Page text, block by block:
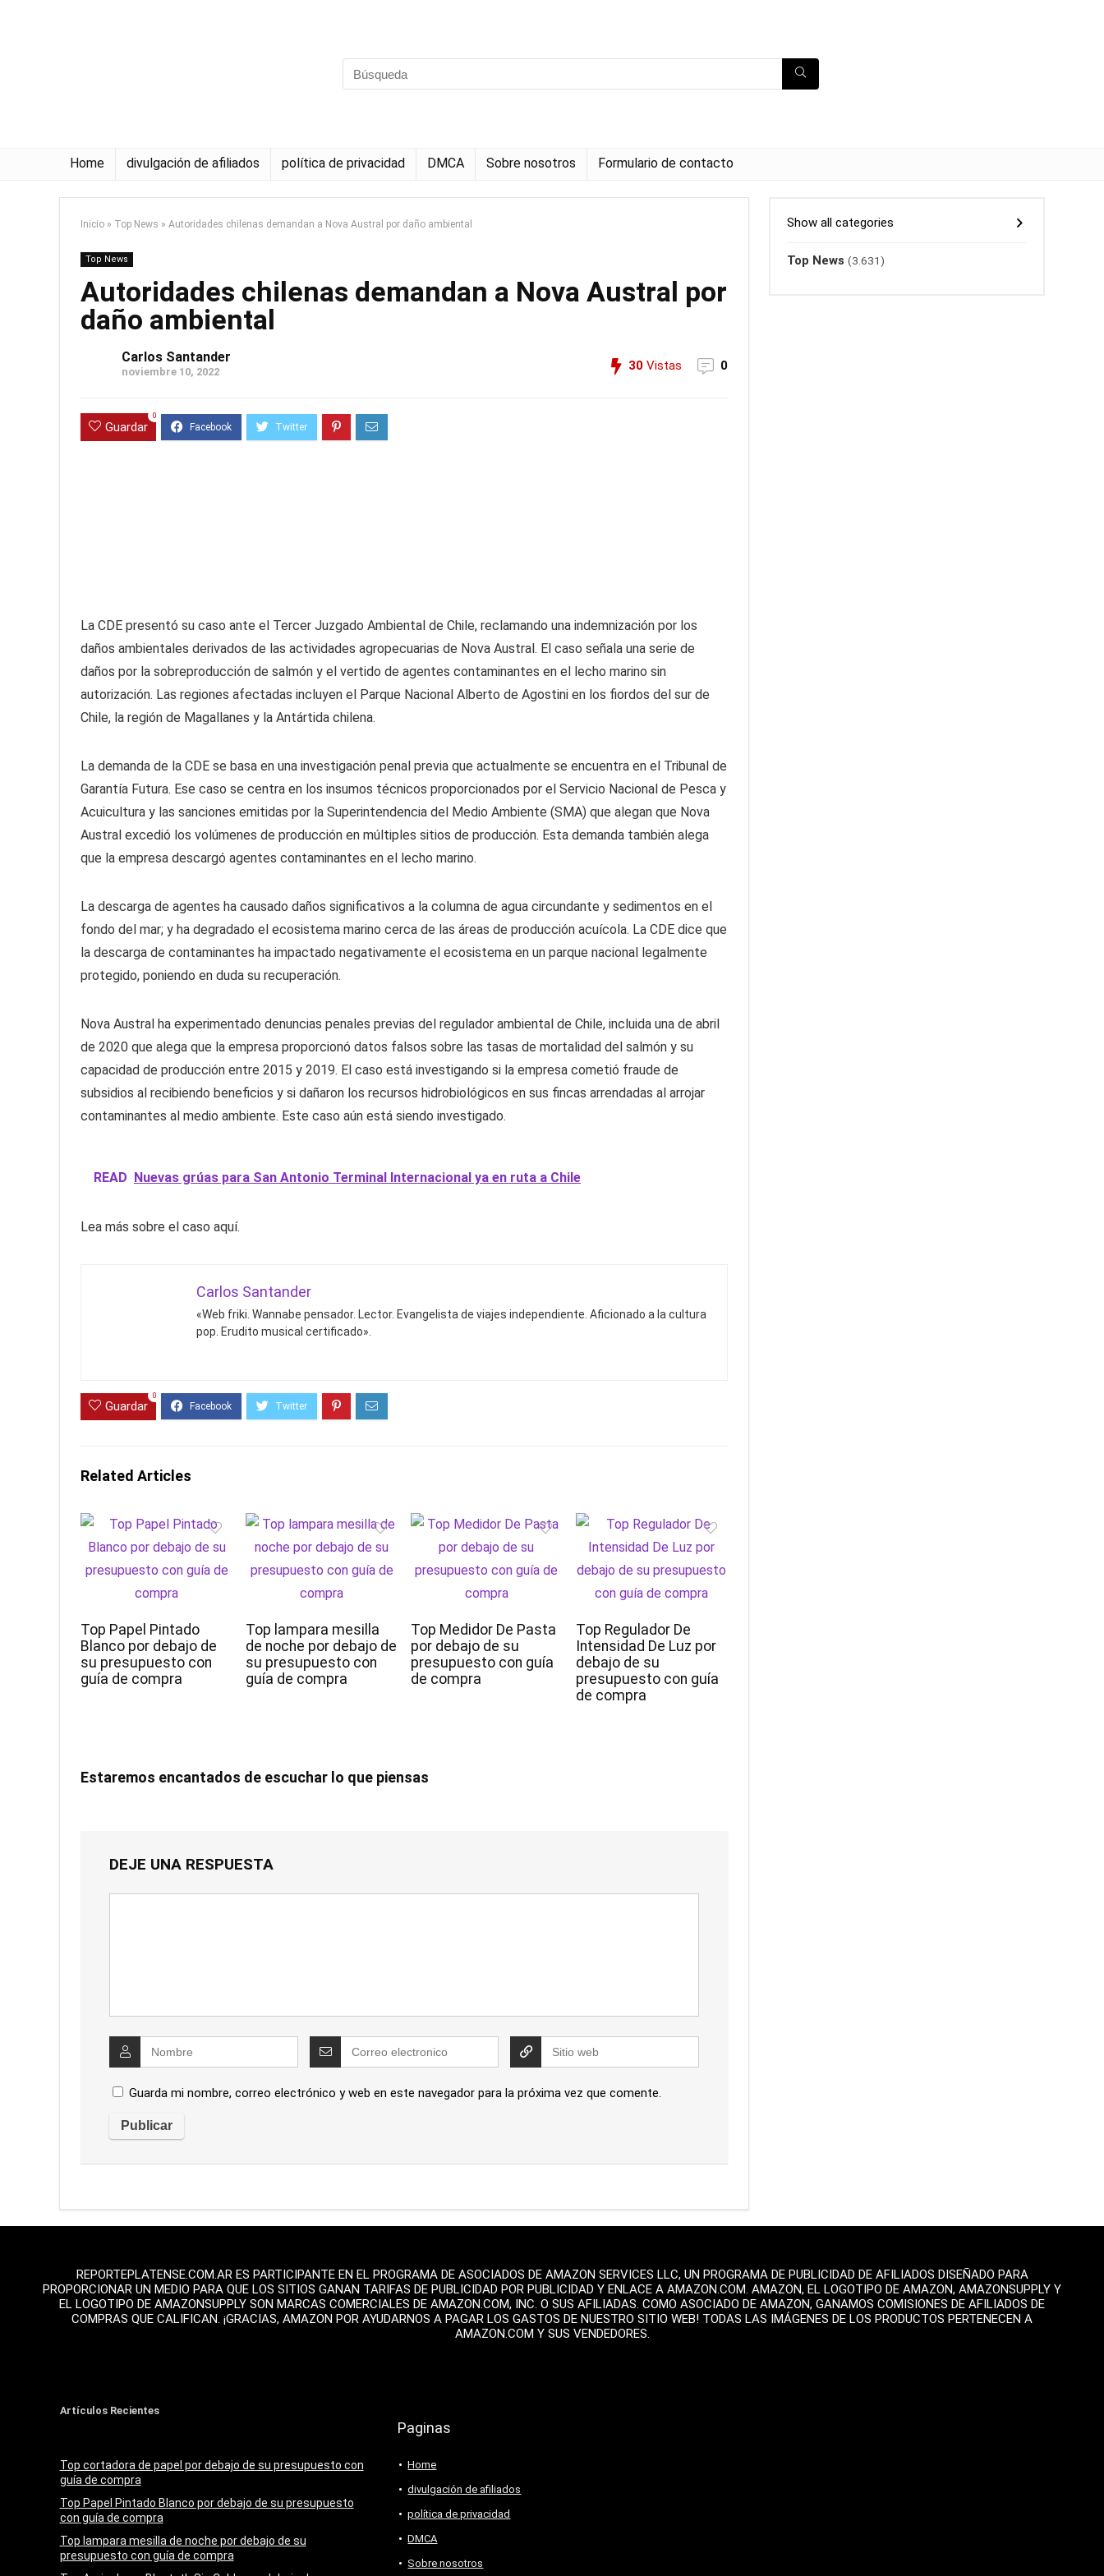
Home divulgación de afiliados política de privacidad DMCA Sobre nosotros Formulario de contacto
Inicio » Top News » Autoridades chilenas demandan a Nova Austral por daño ambiental
Top News
Autoridades chilenas demandan a Nova Austral por
daño ambiental
Carlos Santander
noviembre 10, 2022 30 Vistas 0
Guardar
0
La CDE presentó su caso ante el Tercer Juzgado Ambiental de Chile, reclamando una indemnización por los
daños ambientales derivados de las actividades agropecuarias de Nova Austral. El caso señala una serie de
daños por la sobreproducción de salmón y el vertido de agentes contaminantes en el lecho marino sin
autorización. Las regiones afectadas incluyen el Parque Nacional Alberto de Agostini en los fiordos del sur de
Chile, la región de Magallanes y la Antártida chilena.
La demanda de la CDE se basa en una investigación penal previa que actualmente se encuentra en el Tribunal de
Garantía Futura. Ese caso se centra en los insumos técnicos proporcionados por el Servicio Nacional de Pesca y
Acuicultura y las sanciones emitidas por la Superintendencia del Medio Ambiente (SMA) que alegan que Nova
Austral excedió los volúmenes de producción en múltiples sitios de producción. Esta demanda también alega
que la empresa descargó agentes contaminantes en el lecho marino.
La descarga de agentes ha causado daños significativos a la columna de agua circundante y sedimentos en el
fondo del mar; y ha degradado el ecosistema marino cerca de las áreas de producción acuícola. La CDE dice que
la descarga de contaminantes ha impactado negativamente el ecosistema en un parque nacional legalmente
protegido, poniendo en duda su recuperación.
Nova Austral ha experimentado denuncias penales previas del regulador ambiental de Chile, incluida una de abril
de 2020 que alega que la empresa proporcionó datos falsos sobre las tasas de mortalidad del salmón y su
capacidad de producción entre 2015 y 2019. El caso está investigando si la empresa cometió fraude de
subsidios al recibiendo beneficios y si dañaron los recursos hidrobiológicos en sus fincas arrendadas al arrojar
contaminantes al medio ambiente. Este caso aún está siendo investigado.
READ Nuevas grúas para San Antonio Terminal Internacional ya en ruta a Chile
Lea más sobre el caso aquí.
Carlos Santander
«Web friki. Wannabe pensador. Lector. Evangelista de viajes independiente. Aficionado a la cultura
pop. Erudito musical certificado».
Guardar
0
Related Articles
Top Papel Pintado
Blanco por debajo de
su presupuesto con
guía de compra
Top lampara mesilla
de noche por debajo de
su presupuesto con
guía de compra
Top Medidor De Pasta
por debajo de su
presupuesto con guía
de compra
Top Regulador De
Intensidad De Luz por
debajo de su
presupuesto con guía
de compra
Estaremos encantados de escuchar lo que piensas
DEJE UNA RESPUESTA
Guarda mi nombre, correo electrónico y web en este navegador para la próxima vez que comente.
Show all categories
Top News (3.631)
REPORTEPLATENSE.COM.AR ES PARTICIPANTE EN EL PROGRAMA DE ASOCIADOS DE AMAZON SERVICES LLC, UN PROGRAMA DE PUBLICIDAD DE AFILIADOS DISEÑADO PARA
PROPORCIONAR UN MEDIO PARA QUE LOS SITIOS GANAN TARIFAS DE PUBLICIDAD POR PUBLICIDAD Y ENLACE A AMAZON.COM. AMAZON, EL LOGOTIPO DE AMAZON, AMAZONSUPPLY Y
EL LOGOTIPO DE AMAZONSUPPLY SON MARCAS COMERCIALES DE AMAZON.COM, INC. O SUS AFILIADAS. COMO ASOCIADO DE AMAZON, GANAMOS COMISIONES DE AFILIADOS DE
COMPRAS QUE CALIFICAN. ¡GRACIAS, AMAZON POR AYUDARNOS A PAGAR LOS GASTOS DE NUESTRO SITIO WEB! TODAS LAS IMÁGENES DE LOS PRODUCTOS PERTENECEN A
AMAZON.COM Y SUS VENDEDORES.
Artículos Recientes
Top cortadora de papel por debajo de su presupuesto con
guía de compra
Top Papel Pintado Blanco por debajo de su presupuesto
con guía de compra
Top lampara mesilla de noche por debajo de su
presupuesto con guía de compra
Paginas
Home
divulgación de afiliados
política de privacidad
DMCA
Sobre nosotros